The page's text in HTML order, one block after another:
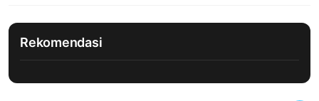
Rekomendasi